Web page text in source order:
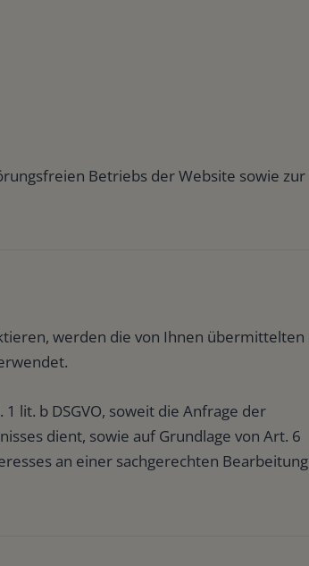
Betriebs der Website sowie zur
werden die von Ihnen übermittelten
lit. b DSGVO, soweit die Anfrage der
dient, sowie auf Grundlage von Art. 6
an einer sachgerechten Bearbeitung